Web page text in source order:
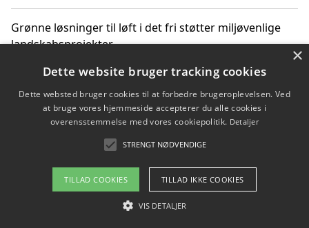
Grønne løsninger til løft i det fri støtter miljøvenlige
landskabsprojekter
Gør haven til et frirum for familien og naturen
Copyright 2026 - Pilanto Aps
Om / kontakt
Blog Betingelser
×
Dette website bruger tracking cookies
Dette websted bruger cookies til at forbedre brugeroplevelsen. Ved
at bruge vores hjemmeside accepterer du alle cookies i
overensstemmelse med vores cookiepolitik. Detaljer
STRENGT NØDVENDIGE
TILLAD COOKIES TILLAD IKKE COOKIES
VIS DETALJER